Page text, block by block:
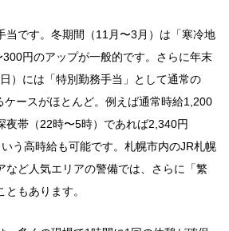
当です。冬期間（11月〜3月）は「寒冷地
円のアップが一般的です。さらに年末
）には「特別勤務手当」として通常の
ケースがほとんど。例えば通常時給1,200
夜帯（22時〜5時）であれば2,340円
う高時給も可能です。札幌市内のJR札幌
など人気エリアの警備では、さらに「繁
もあります。